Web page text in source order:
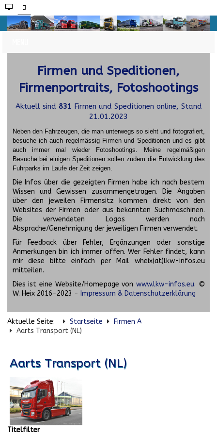
Firmen und Speditionen,
Firmenportraits, Fotoshootings
Aktuell sind 831 Firmen und Speditionen online, Stand
21.01.2023
Neben den Fahrzeugen, die man unterwegs so sieht und fotografiert,
besuche ich auch regelmässig Firmen und Speditionen und es gibt
auch immer mal wieder Fotoshootings.
Meine regelmäßigen
Besuche bei einigen Speditionen sollen zudem die Entwicklung des
Fuhrparks im Laufe der Zeit zeigen.
Die Infos über die gezeigten Firmen habe ich nach bestem
Wissen und Gewissen zusammengetragen. Die Angaben
über den jeweilen Firmensitz kommen direkt von den
Websites der Firmen oder aus bekannten Suchmaschinen.
Die verwendeten Logos werden nach
Absprache/Genehmigung der jeweiligen Firmen verwendet.
Für Feedback über Fehler, Ergänzungen oder sonstige
Anmerkungen bin ich immer offen. Wer Fehler findet, kann
mir diese bitte einfach per Mail wheix(at)lkw-infos.eu
mitteilen.
Dies ist eine Website/Homepage von www.lkw-infos.eu. ©
W. Heix 2016-2023 - Impressum & Datenschutzerklärung
Aktuelle Seite: Startseite
Firmen A
Aarts Transport (NL)
Aarts Transport (NL)
Titelfilter